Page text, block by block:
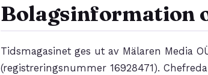
Bolagsinformation
Tidsmagasinet ges ut av Mälaren Media
(registreringsnummer 16928471).